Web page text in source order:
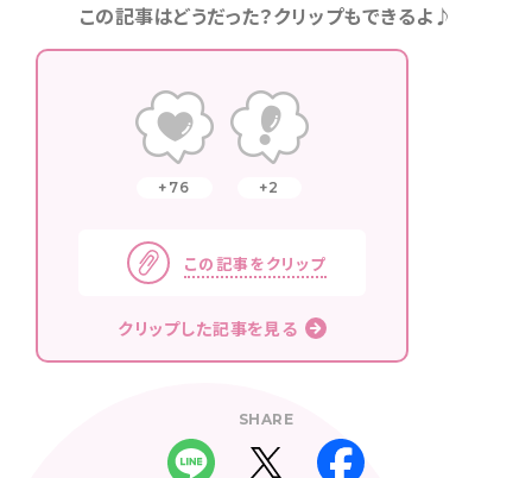
この記事はどうだった？クリップもできるよ♪
76 2
この記事をクリップ
クリップした記事を見る
SHARE